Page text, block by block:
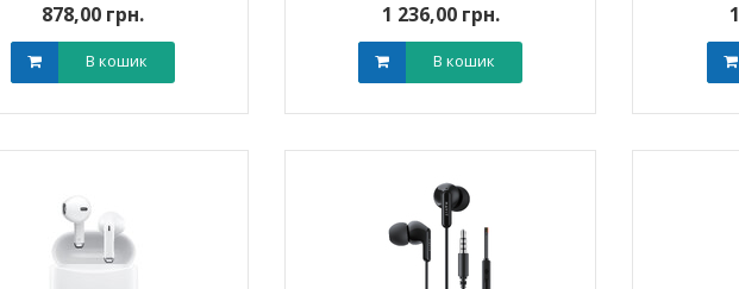
NIK 2300
грн.
запрограмований
3 799,00 грн.
878,00 грн.
В кошик
1 236,00 грн.
В кошик